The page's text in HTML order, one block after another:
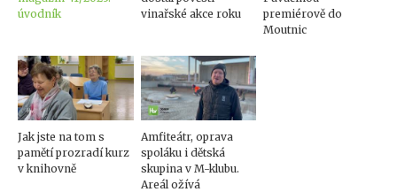
úvodník
vinařské akce roku
premiérově do
Moutnic
Jak jste na tom s
pamětí prozradí kurz
v knihovně
Amfiteátr, oprava
spoláku i dětská
skupina v M-klubu.
Areál ožívá